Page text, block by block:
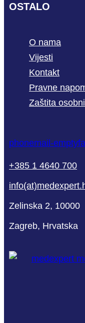
OSTALO
O nama
Vijesti
Kontakt
Pravne
Zaštita
phonemail-empty
+385 1 4640 700
Zelinska 2, 10000
Zagreb, Hrvatska